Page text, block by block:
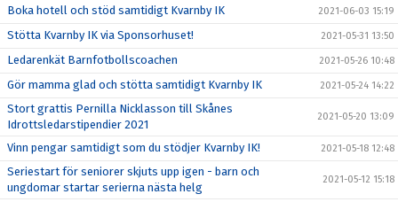
Boka hotell och stöd samtidigt Kvarnby IK 2021-06-03 15:19
Stötta Kvarnby IK via Sponsorhuset! 2021-05-31 13:50
Ledarenkät Barnfotbollscoachen 2021-05-26 10:48
Gör mamma glad och stötta samtidigt Kvarnby IK 2021-05-24 14:22
Stort grattis Pernilla Nicklasson till Skånes
Idrottsledarstipendier 2021
2021-05-20 13:09
Vinn pengar samtidigt som du stödjer Kvarnby IK! 2021-05-18 12:48
Seriestart för seniorer skjuts upp igen - barn och
ungdomar startar serierna nästa helg
2021-05-12 15:18